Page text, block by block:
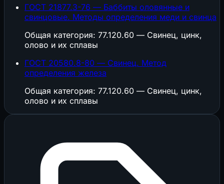
ГОСТ 21877.3-76 — Баббиты оловянные и
свинцовые. Методы определения меди и свинца
Общая категория: 77.120.60 — Свинец, цинк,
олово и их сплавы
ГОСТ 20580.8-80 — Свинец. Метод
определения железа
Общая категория: 77.120.60 — Свинец, цинк,
олово и их сплавы